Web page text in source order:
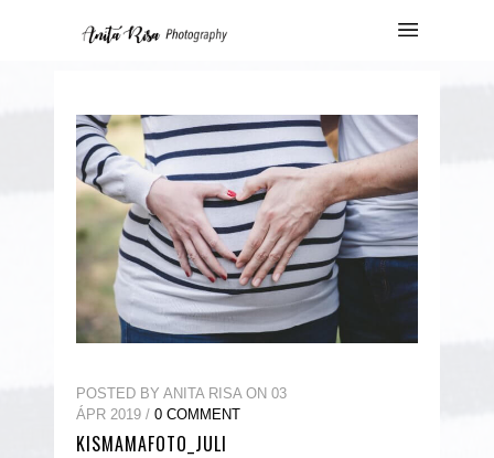
POSTED BY ANITA RISA ON 03
ÁPR 2019 / 0 COMMENT
KISMAMAFOTO_JULI